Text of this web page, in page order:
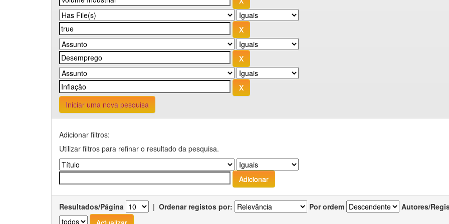
Iniciar uma nova pesquisa
Adicionar filtros:
Utilizar filtros para refinar o resultado da pesquisa.
Resultados/Página | Ordenar registos por: Por ordem Autores/